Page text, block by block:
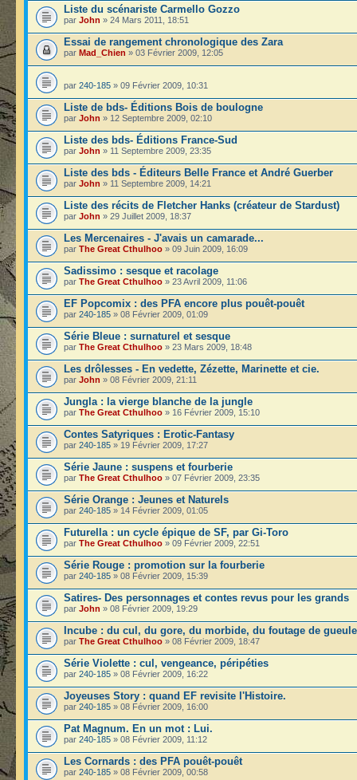
Liste du scénariste Carmello Gozzo
par John » 24 Mars 2011, 18:51
Essai de rangement chronologique des Zara
par Mad_Chien » 03 Février 2009, 12:05
par 240-185 » 09 Février 2009, 10:31
Liste de bds- Éditions Bois de boulogne
par John » 12 Septembre 2009, 02:10
Liste des bds- Éditions France-Sud
par John » 11 Septembre 2009, 23:35
Liste des bds - Éditeurs Belle France et André Guerber
par John » 11 Septembre 2009, 14:21
Liste des récits de Fletcher Hanks (créateur de Stardust)
par John » 29 Juillet 2009, 18:37
Les Mercenaires - J'avais un camarade...
par The Great Cthulhoo » 09 Juin 2009, 16:09
Sadissimo : sesque et racolage
par The Great Cthulhoo » 23 Avril 2009, 11:06
EF Popcomix : des PFA encore plus pouêt-pouêt
par 240-185 » 08 Février 2009, 01:09
Série Bleue : surnaturel et sesque
par The Great Cthulhoo » 23 Mars 2009, 18:48
Les drôlesses - En vedette, Zézette, Marinette et cie.
par John » 08 Février 2009, 21:11
Jungla : la vierge blanche de la jungle
par The Great Cthulhoo » 16 Février 2009, 15:10
Contes Satyriques : Erotic-Fantasy
par 240-185 » 19 Février 2009, 17:27
Série Jaune : suspens et fourberie
par The Great Cthulhoo » 07 Février 2009, 23:35
Série Orange : Jeunes et Naturels
par 240-185 » 14 Février 2009, 01:05
Futurella : un cycle épique de SF, par Gi-Toro
par The Great Cthulhoo » 09 Février 2009, 22:51
Série Rouge : promotion sur la fourberie
par 240-185 » 08 Février 2009, 15:39
Satires- Des personnages et contes revus pour les grands
par John » 08 Février 2009, 19:29
Incube : du cul, du gore, du morbide, du foutage de gueule
par The Great Cthulhoo » 08 Février 2009, 18:47
Série Violette : cul, vengeance, péripéties
par 240-185 » 08 Février 2009, 16:22
Joyeuses Story : quand EF revisite l'Histoire.
par 240-185 » 08 Février 2009, 16:00
Pat Magnum. En un mot : Lui.
par 240-185 » 08 Février 2009, 11:12
Les Cornards : des PFA pouêt-pouêt
par 240-185 » 08 Février 2009, 00:58